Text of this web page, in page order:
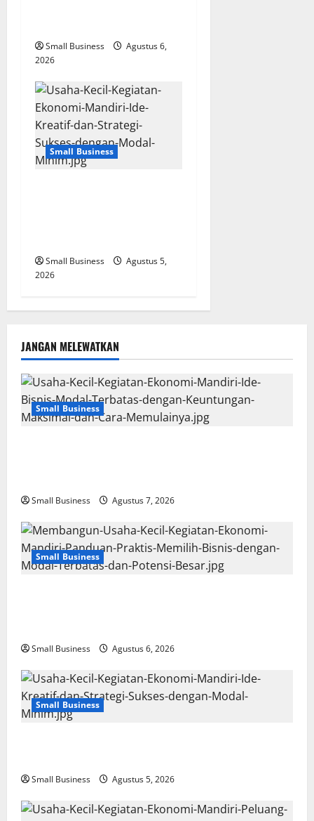
Small Business
Agustus 6,
2026
Small Business
Small Business
Agustus 5,
2026
JANGAN MELEWATKAN
Small Business
Small Business Agustus 7, 2026
Small Business
Small Business Agustus 6, 2026
Small Business
Small Business Agustus 5, 2026